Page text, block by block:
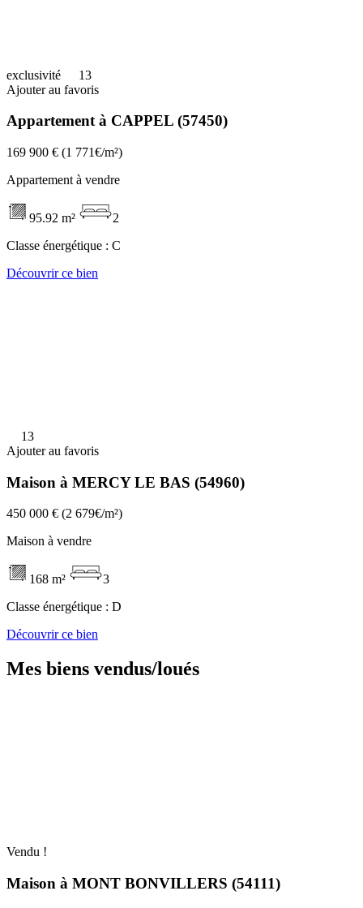
exclusivité
13
Ajouter au favoris
Appartement à CAPPEL (57450)
169 900 € (1 771€/m²)
Appartement à vendre
95.92 m²
2
Classe énergétique : C
Découvrir ce bien
13
Ajouter au favoris
Maison à MERCY LE BAS (54960)
450 000 € (2 679€/m²)
Maison à vendre
168 m²
3
Classe énergétique : D
Découvrir ce bien
Mes biens vendus/loués
Vendu !
Maison à MONT BONVILLERS (54111)